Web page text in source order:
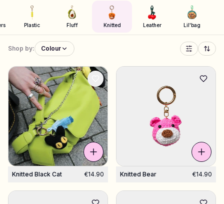
Accessory Builders
Phone cases, bags, laptops & more
Shop DRMZ®
Jewelry Builders
Necklaces, bracelets, bag chains & more
Shop Charms
Hundreds of pendants. Find your favorites.
Plastic Fluff Knitted Leather Lil'bag
Shop by: Colour
Knitted Black Cat €14.90 Knitted Bear €14.90